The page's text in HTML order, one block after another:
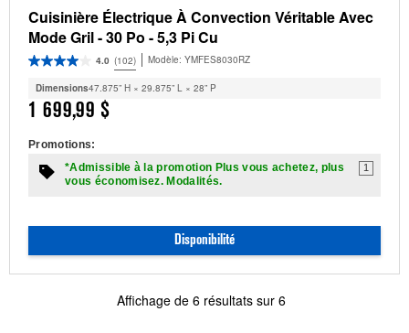
Cuisinière Électrique À Convection Véritable Avec
Mode Gril - 30 Po - 5,3 Pi Cu
4.0 (102) Modèle: YMFES8030RZ
Dimensions47.875” H × 29.875” L × 28” P
1 699,99 $
Promotions:
*Admissible à la promotion Plus vous achetez, plus
vous économisez. Modalités.
1
Disponibilité
Affichage de 6résultats sur 6